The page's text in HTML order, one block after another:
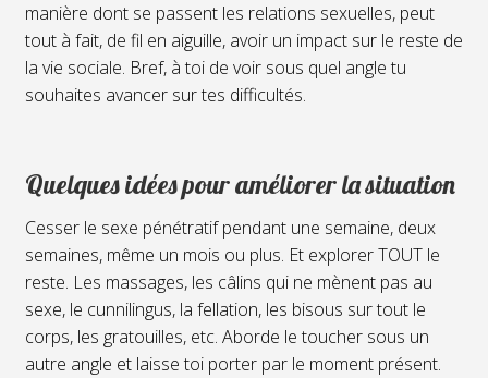
manière dont se passent les relations sexuelles, peut
tout à fait, de fil en aiguille, avoir un impact sur le reste de
la vie sociale. Bref, à toi de voir sous quel angle tu
souhaites avancer sur tes difficultés.
Quelques idées pour améliorer la situation
Cesser le sexe pénétratif pendant une semaine, deux
semaines, même un mois ou plus. Et explorer TOUT le
reste. Les massages, les câlins qui ne mènent pas au
sexe, le cunnilingus, la fellation, les bisous sur tout le
corps, les gratouilles, etc. Aborde le toucher sous un
autre angle et laisse toi porter par le moment présent.